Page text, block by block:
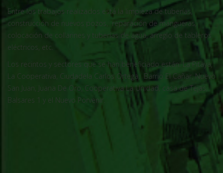
Entre los trabajos realizados está la limpieza de tuberías,
construcción de nuevos pozos, reparación de mangueras,
colocación de collarines y tuberías de agua, arreglo de tableros
eléctricos, etc.
Los recintos y sectores que se han beneficiado están: La Pitaya,
La Cooperativa, Ciudadela Carlos Ortega, Barrio El Cañar, Nuevo
San Juan, Juana De Oro, Cooperativa La Unidad, casa de Tejas,
Balsares 1 y el Nuevo Porvenir.